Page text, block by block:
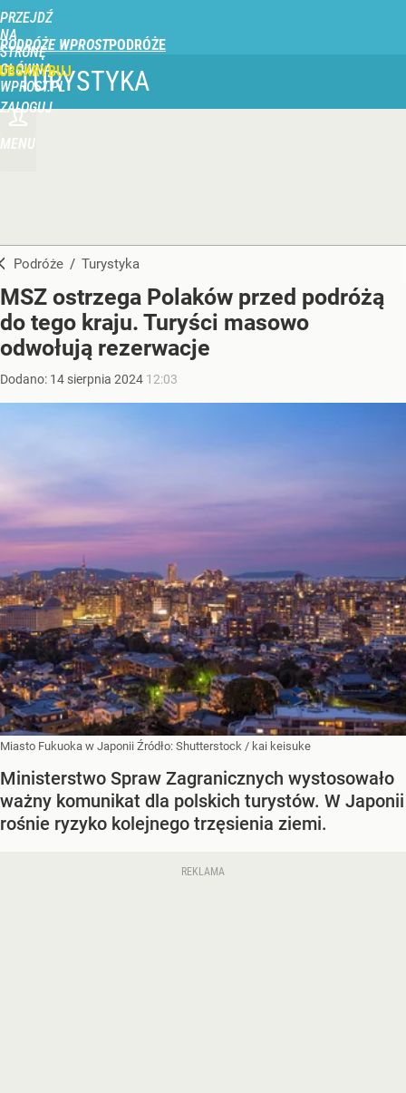
PRZEJDŹ
NA
STRONĘ
GŁÓWNĄ
WPROST.PL
PODRÓŻE WPROST
ZALOGUJ
MENU
TURYSTYKA
Podróże / Turystyka
MSZ ostrzega Polaków przed podróżą
do tego kraju. Turyści masowo
odwołują rezerwacje
Dodano: 14 sierpnia 2024 12:03
Miasto Fukuoka w Japonii Źródło: Shutterstock / kai keisuke
Ministerstwo Spraw Zagranicznych wystosowało
ważny komunikat dla polskich turystów. W Japonii
rośnie ryzyko kolejnego trzęsienia ziemi.